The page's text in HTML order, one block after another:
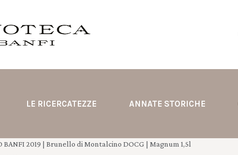
LE RICERCATEZZE ANNATE STORICHE
BANFI 2019 | Brunello di Montalcino DOCG | Magnum 1,5l